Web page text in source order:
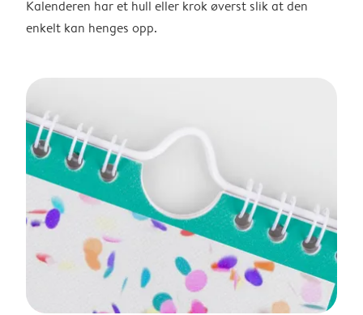
Kalenderen har et hull eller krok øverst slik at den
enkelt kan henges opp.